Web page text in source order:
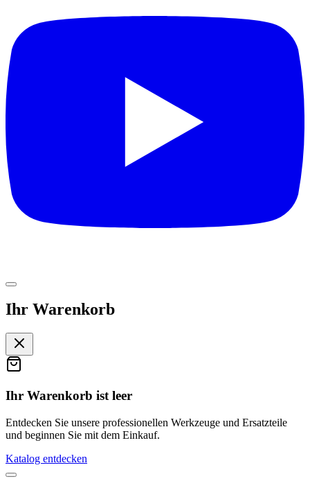
Ihr Warenkorb
Ihr Warenkorb ist leer
Entdecken Sie unsere professionellen Werkzeuge und Ersatzteile
und beginnen Sie mit dem Einkauf.
Katalog entdecken